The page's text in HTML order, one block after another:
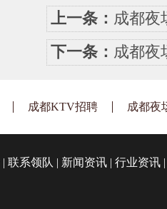
上一条： 成都夜
下一条： 成都夜
成都KTV招聘 成都夜
| 联系领队 | 新闻资讯 | 行业资讯